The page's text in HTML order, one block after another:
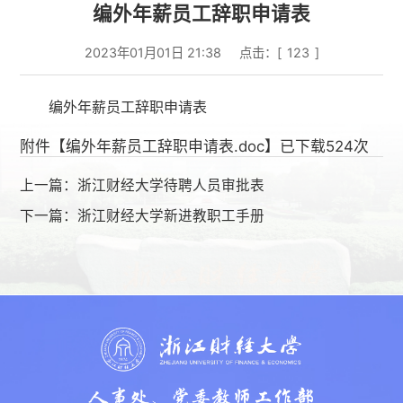
编外年薪员工辞职申请表
2023年01月01日 21:38 点击：[ 123 ]
编外年薪员工辞职申请表
附件【编外年薪员工辞职申请表.doc】已下载524次
上一篇： 浙江财经大学待聘人员审批表
下一篇：浙江财经大学新进教职工手册